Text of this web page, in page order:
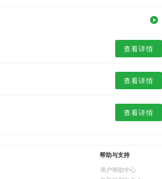
查看详情
查看详情
查看详情
帮助与支持
用户帮助中心